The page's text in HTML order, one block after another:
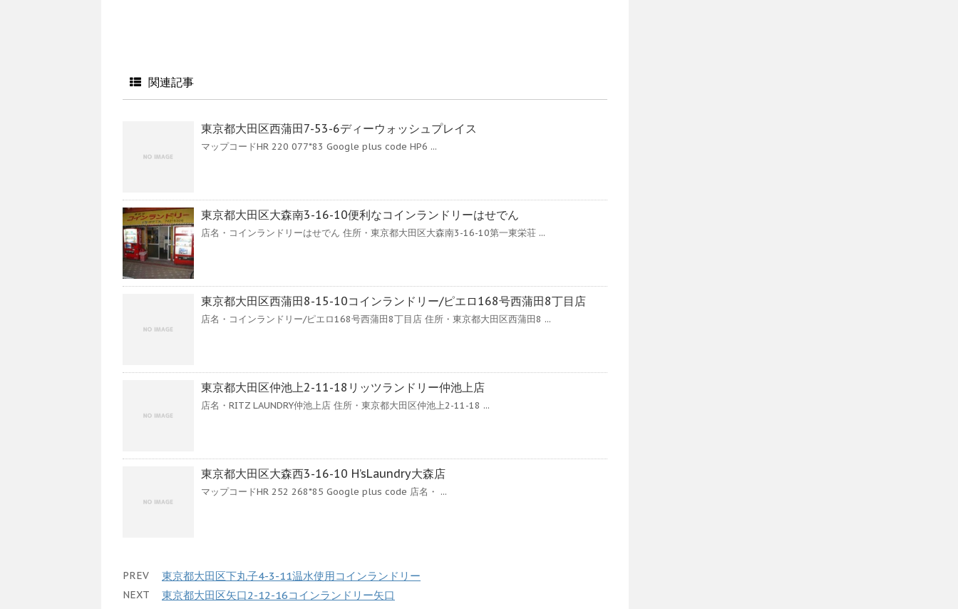
関連記事
東京都大田区西蒲田7-53-6ディーウォッシュプレイス
マップコードHR 220 077*83 Google plus code HP6 ...
東京都大田区大森南3-16-10便利なコインランドリーはせでん
店名・コインランドリーはせでん 住所・東京都大田区大森南3-16-10第一東栄荘 ...
東京都大田区西蒲田8-15-10コインランドリー/ピエロ168号西蒲田8丁目店
店名・コインランドリー/ピエロ168号西蒲田8丁目店 住所・東京都大田区西蒲田8 ...
東京都大田区仲池上2-11-18リッツランドリー仲池上店
店名・RITZ LAUNDRY仲池上店 住所・東京都大田区仲池上2-11-18 ...
東京都大田区大森西3-16-10 H’sLaundry大森店
マップコードHR 252 268*85 Google plus code 店名・ ...
PREV 東京都大田区下丸子4-3-11温水使用コインランドリー
NEXT 東京都大田区矢口2-12-16コインランドリー矢口